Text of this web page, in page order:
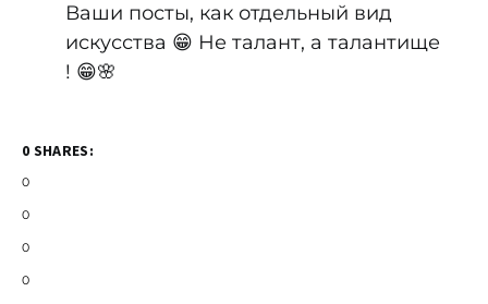
Ваши посты, как отдельный вид
искусства 😁 Не талант, а талантище
! 😁🌸
0 SHARES:
0
0
0
0